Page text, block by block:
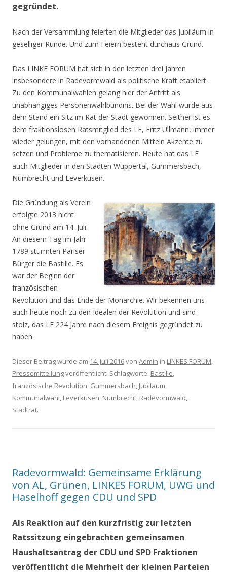
gegründet.
Nach der Versammlung feierten die Mitglieder das Jubiläum in
geselliger Runde. Und zum Feiern besteht durchaus Grund.
Das LINKE FORUM hat sich in den letzten drei Jahren
insbesondere in Radevormwald als politische Kraft etabliert.
Zu den Kommunalwahlen gelang hier der Antritt als
unabhängiges Personenwahlbündnis. Bei der Wahl wurde aus
dem Stand ein Sitz im Rat der Stadt gewonnen. Seither ist es
dem fraktionslosen Ratsmitglied des LF, Fritz Ullmann, immer
wieder gelungen, mit den vorhandenen Mitteln Akzente zu
setzen und Probleme zu thematisieren. Heute hat das LF
auch Mitglieder in den Städten Wuppertal, Gummersbach,
Nümbrecht und Leverkusen.
Die Gründung als Verein
erfolgte 2013 nicht
ohne Grund am 14. Juli.
An diesem Tag im Jahr
1789 stürmten Pariser
Bürger die Bastille. Es
war der Beginn der
französischen
Revolution und das Ende der Monarchie. Wir bekennen uns
auch heute noch zu den Idealen der Revolution und sind
stolz, das LF 224 Jahre nach diesem Ereignis gegründet zu
haben.
Dieser Beitrag wurde am 14. Juli 2016von Admin in LINKES FORUM,
Pressemitteilungveröffentlicht. Schlagworte: Bastille,
französische Revolution, Gummersbach, Jubiläum,
Kommunalwahl, Leverkusen, Nümbrecht, Radevormwald,
Stadtrat.
Radevormwald: Gemeinsame Erklärung
von AL, Grünen, LINKES FORUM, UWG und
Haselhoff gegen CDU und SPD
Als Reaktion auf den kurzfristig zur letzten
Ratssitzung eingebrachten gemeinsamen
Haushaltsantrag der CDU und SPD Fraktionen
veröffentlicht die Mehrheit der kleinen Parteien